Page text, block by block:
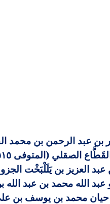
عبد الرحمن بن محمد
الصقلي (المتوفى ٥١٥ هـ
العزيز بن يَلَلْبَخْت
الله محمد بن عبد الله بن
محمد بن يوسف بن علي بن